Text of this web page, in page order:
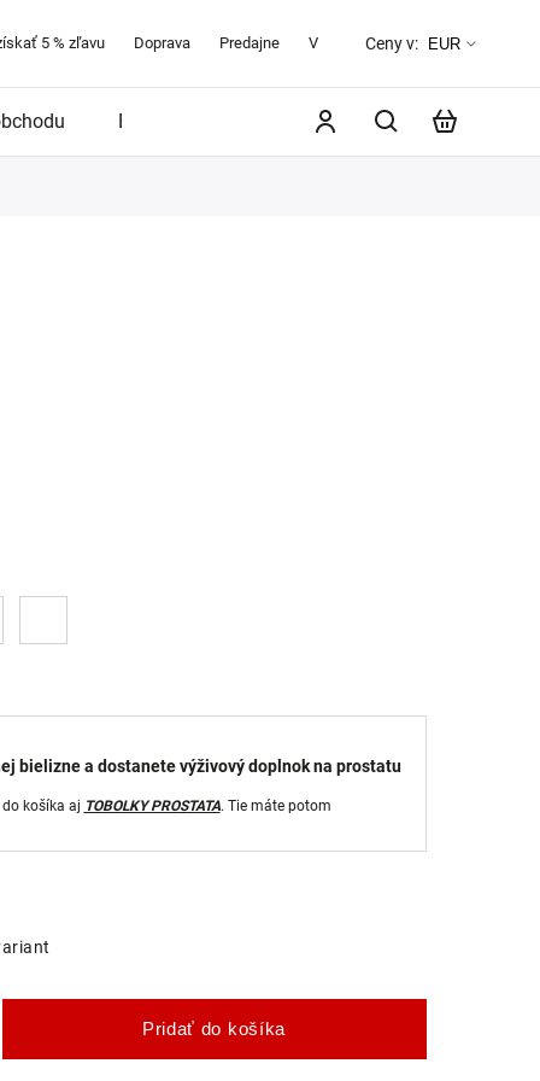
5 % zľavu Doprava Predajne Veľkostná tabuľka O značke
Ceny v: EUR
Blog
Pridať do košíka
bielizne a dostanete výživový doplnok na prostatu
košíka aj TOBOLKY PROSTATA. Tie máte potom